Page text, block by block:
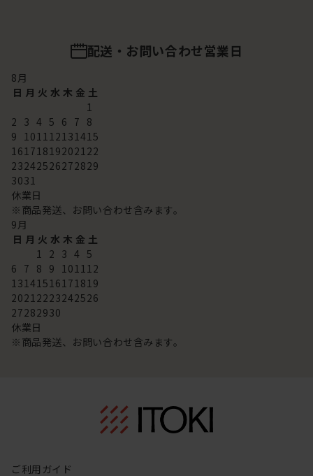
配送・お問い合わせ営業日
8月
日 月 火 水 木 金 土
1
2 3 4 5 6 7 8
9 101112131415
16171819202122
23242526272829
3031
休業日
※商品発送、お問い合わせ含みます。
9月
日 月 火 水 木 金 土
1 2 3 4 5
6 7 8 9 101112
13141516171819
20212223242526
27282930
休業日
※商品発送、お問い合わせ含みます。
ご利用ガイド